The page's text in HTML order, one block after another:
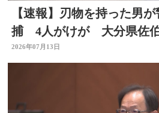
【速報】刃物を持った男
捕 4人がけが 大分県佐
2026年07月13日